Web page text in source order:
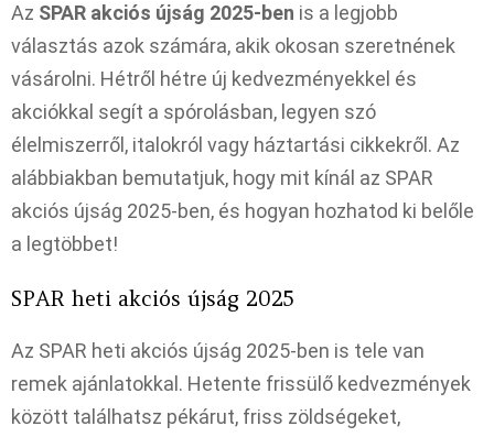
Az SPAR akciós újság 2025-ben is a legjobb
választás azok számára, akik okosan szeretnének
vásárolni. Hétről hétre új kedvezményekkel és
akciókkal segít a spórolásban, legyen szó
élelmiszerről, italokról vagy háztartási cikkekről. Az
alábbiakban bemutatjuk, hogy mit kínál az SPAR
akciós újság 2025-ben, és hogyan hozhatod ki belőle
a legtöbbet!
SPAR heti akciós újság 2025
Az SPAR heti akciós újság 2025-ben is tele van
remek ajánlatokkal. Hetente frissülő kedvezmények
között találhatsz pékárut, friss zöldségeket,